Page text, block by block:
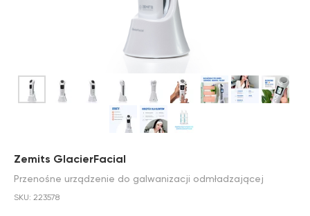
Zemits GlacierFacial
Przenośne urządzenie do galwanizacji odmładzającej
SKU: 223578